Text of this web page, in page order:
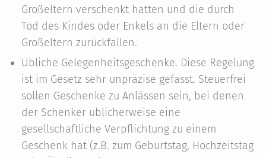
Großeltern verschenkt hatten und die durch
Tod des Kindes oder Enkels an die Eltern oder
Großeltern zurückfallen.
Übliche Gelegenheitsgeschenke. Diese Regelung
ist im Gesetz sehr unpräzise gefasst. Steuerfrei
sollen Geschenke zu Anlässen sein, bei denen
der Schenker üblicherweise eine
gesellschaftliche Verpflichtung zu einem
Geschenk hat (z.B. zum Geburtstag, Hochzeitstag